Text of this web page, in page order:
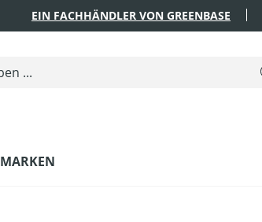
EIN FACHHÄNDLER VON GREENBASE
MARKEN